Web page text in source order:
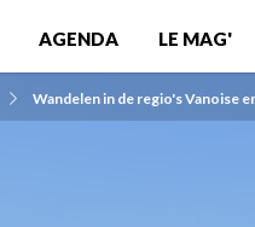
AGENDA LE MAG'
Wandelen in de regio's Vanoise